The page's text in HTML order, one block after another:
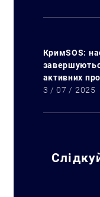
КримSOS:
активних
3 / 07 / 2025